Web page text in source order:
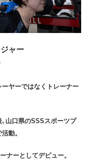
ャー
ヤーではなくトレーナー
山口県のSSSスポーツプ
動。
ナーとしてデビュー。